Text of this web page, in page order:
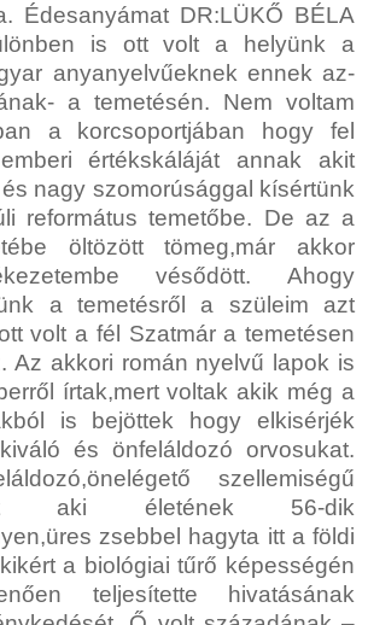
Édesanyámat DR:LÜKŐ BÉLA
is ott volt a helyünk a
anyanyelvűeknek ennek az-
a temetésén. Nem voltam
a korcsoportjában hogy fel
értékskáláját annak akit
nagy szomorúsággal kísértünk
református temetőbe. De az a
öltözött tömeg,már akkor
vésődött. Ahogy
a temetésről a szüleim azt
volt a fél Szatmár a temetésen
Az akkori román nyelvű lapok is
írtak,mert voltak akik még a
is bejöttek hogy elkisérjék
és önfeláldozó orvosukat.
szellemiségű
aki életének 56-dik
zsebbel hagyta itt a földi
a biológiai tűrő képességén
teljesítette hivatásának